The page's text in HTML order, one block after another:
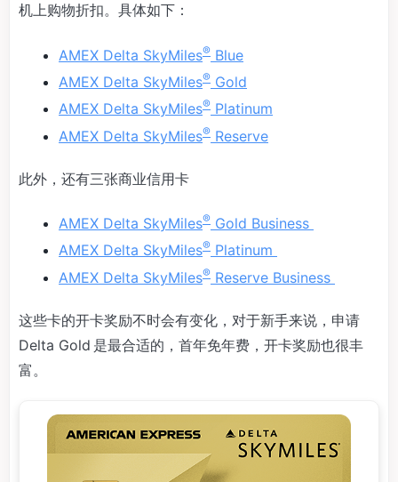
机上购物折扣。具体如下：
AMEX Delta SkyMiles® Blue
AMEX Delta SkyMiles® Gold
AMEX Delta SkyMiles® Platinum
AMEX Delta SkyMiles® Reserve
此外，还有三张商业信用卡
AMEX Delta SkyMiles® Gold Business
AMEX Delta SkyMiles® Platinum
AMEX Delta SkyMiles® Reserve Business
这些卡的开卡奖励不时会有变化，对于新手来说，申请
Delta Gold 是最合适的，首年免年费，开卡奖励也很丰
富。